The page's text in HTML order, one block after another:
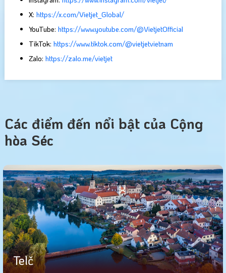
X: https://x.com/Vietjet_Global/
YouTube: https://www.youtube.com/@VietjetOfficial
TikTok: https://www.tiktok.com/@vietjetvietnam
Zalo: https://zalo.me/vietjet
Các điểm đến nổi bật của Cộng
hòa Séc
Telč